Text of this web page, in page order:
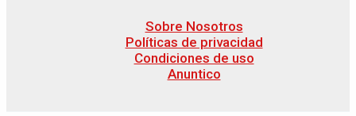
Sobre Nosotros
Políticas de privacidad
Condiciones de uso
Anuntico